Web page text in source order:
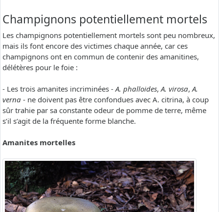
Champignons potentiellement mortels
Les champignons potentiellement mortels sont peu nombreux,
mais ils font encore des victimes chaque année, car ces
champignons ont en commun de contenir des amanitines,
délétères pour le foie :
- Les trois amanites incriminées -A. phalloides,A. virosa,A.
verna - ne doivent pas être confondues avec A. citrina, à coup
sûr trahie par sa constante odeur de pomme de terre, même
s’il s’agit de la fréquente forme blanche.
Amanites mortelles